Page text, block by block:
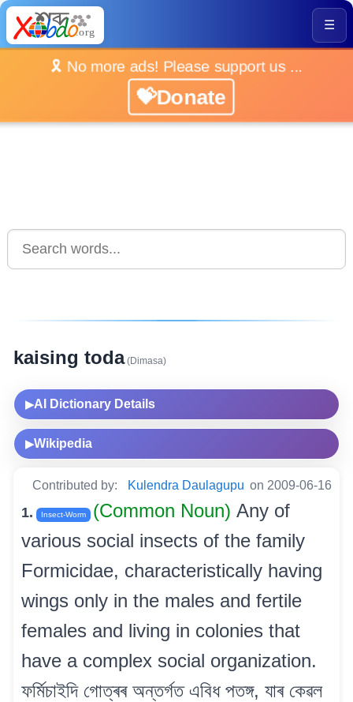
☰
🎗️ No more ads! Please support us ...
💝Donate
kaising toda(Dimasa)
▶AI Dictionary Details
▶Wikipedia
Contributed by: Kulendra Daulagupu on 2009-06-16
1. Insect-Worm (Common Noun) Any of
various social insects of the family
Formicidae, characteristically having
wings only in the males and fertile
females and living in colonies that
have a complex social organization.
ফৰ্মিচাইদি গোত্ৰৰ অন্তৰ্গত এবিধ পতঙ্গ, যাৰ কেৱল